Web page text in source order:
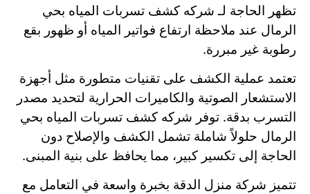
تظهر الحاجة لـ شركه كشف تسربات المياه بحي
الرمال عند ملاحظة ارتفاع فواتير المياه أو ظهور بقع
رطوبة غير مبررة.
تعتمد عملية الكشف على تقنيات متطورة مثل أجهزة
الاستشعار الصوتية والكاميرات الحرارية لتحديد مصدر
التسرب بدقة. توفر شركه كشف تسربات المياه بحي
الرمال حلولاً شاملة تشمل الكشف والإصلاح دون
الحاجة إلى تكسير كبير، مما يحافظ على بنية المبنى.
تتميز شركة منزل الدقة بخبرة واسعة في التعامل مع